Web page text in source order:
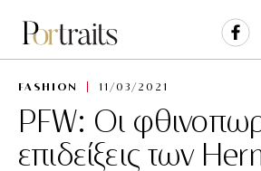
FASHION 11/03/2021
PFW: Οι
επιδείξεις των